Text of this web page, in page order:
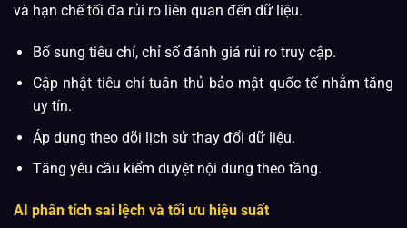
và hạn chế tối đa rủi ro liên quan đến dữ liệu.
Bổ sung tiêu chí, chỉ số đánh giá rủi ro truy cập.
Cập nhật tiêu chí tuân thủ bảo mật quốc tế nhằm tăng
uy tín.
Áp dụng theo dõi lịch sử thay đổi dữ liệu.
Tăng yêu cầu kiểm duyệt nội dung theo tầng.
AI phân tích sai lệch và tối ưu hiệu suất